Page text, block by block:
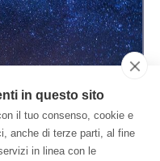
in questo sito
il tuo consenso, cookie e
anche di terze parti, al fine
in linea con le